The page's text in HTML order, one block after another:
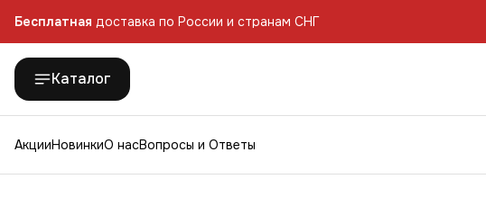
Бесплатная доставка по России и странам СНГ
Каталог
АкцииНовинкиО насВопросы и Ответы